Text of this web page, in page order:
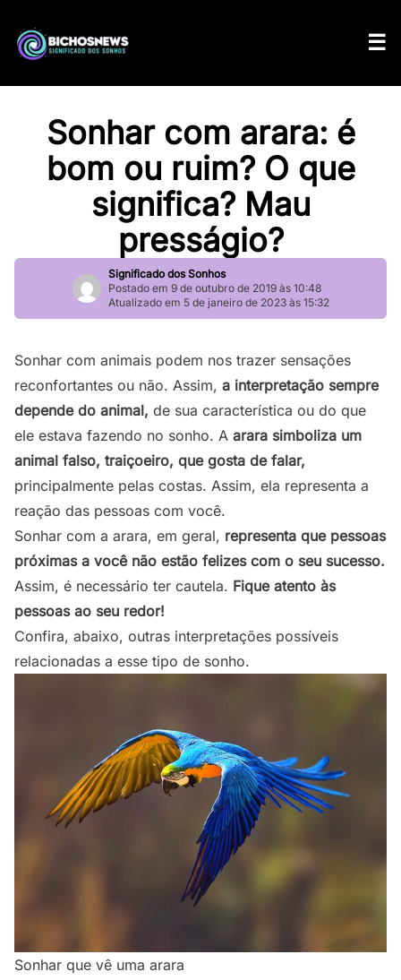
Sonhar com arara: é
bom ou ruim? O que
significa? Mau
presságio?
Significado dos Sonhos
Postado em 9 de outubro de 2019 às 10:48
Atualizado em 5 de janeiro de 2023 às 15:32
Sonhar com animais podem nos trazer sensações
reconfortantes ou não. Assim, a interpretação sempre
depende do animal, de sua característica ou do que
ele estava fazendo no sonho. A arara simboliza um
animal falso, traiçoeiro, que gosta de falar,
principalmente pelas costas. Assim, ela representa a
reação das pessoas com você.
Sonhar com a arara, em geral, representa que pessoas
próximas a você não estão felizes com o seu sucesso.
Assim, é necessário ter cautela. Fique atento às
pessoas ao seu redor!
Confira, abaixo, outras interpretações possíveis
relacionadas a esse tipo de sonho.
Sonhar que vê uma arara